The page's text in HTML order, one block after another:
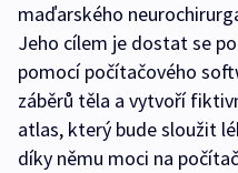
maďarského
Jeho cílem je dostat se
pomocí počítačového
záběrů těla a vytvoří
atlas, který bude sloužit
díky němu moci na